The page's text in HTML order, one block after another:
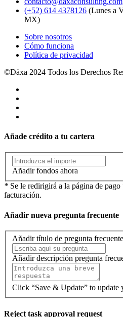
(+52) 614 4378126 (Lunes a
MX)
Sobre nosotros
Cómo funciona
Política de privacidad
©Däxa 2024 Todos los Derechos
Añade crédito a tu cartera
Añadir fondos ahora
* Se le redirigirá a la página de pago
facturación.
Añadir nueva pregunta frecuente
Añadir título de pregunta
Añadir descripción pregunta
Click “Save & Update” to update
Reject task approval request